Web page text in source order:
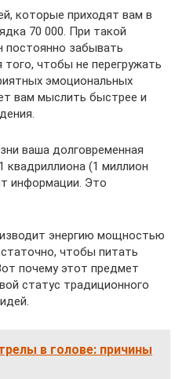
которые приходят вам в
70 000. При такой
постоянно забывать
чтобы не перегружать
эмоциональных
вам мыслить быстрее и
ваша долговременная
(1 миллион
информации. Это
энергию мощностью
чтобы питать
почему этот предмет
статус традиционного
в голове: причины